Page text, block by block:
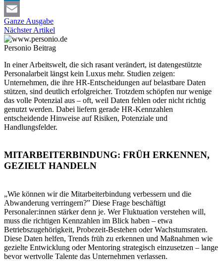
LinkedIn
Email
Ganze Ausgabe
Nächster Artikel
Personio Beitrag
In einer Arbeitswelt, die sich rasant verändert, ist datengestützte
Personalarbeit längst kein Luxus mehr. Studien zeigen:
Unternehmen, die ihre HR-Entscheidungen auf belastbare Daten
stützen, sind deutlich erfolgreicher. Trotzdem schöpfen nur wenige
das volle Potenzial aus – oft, weil Daten fehlen oder nicht richtig
genutzt werden. Dabei liefern gerade HR-Kennzahlen
entscheidende Hinweise auf Risiken, Potenziale und
Handlungsfelder.
MITARBEITERBINDUNG: FRÜH ERKENNEN,
GEZIELT HANDELN
„Wie können wir die Mitarbeiterbindung verbessern und die
Abwanderung verringern?” Diese Frage beschäftigt
Personaler:innen stärker denn je. Wer Fluktuation verstehen will,
muss die richtigen Kennzahlen im Blick haben – etwa
Betriebszugehörigkeit, Probezeit-Bestehen oder Wachstumsraten.
Diese Daten helfen, Trends früh zu erkennen und Maßnahmen wie
gezielte Entwicklung oder Mentoring strategisch einzusetzen – lange
bevor wertvolle Talente das Unternehmen verlassen.